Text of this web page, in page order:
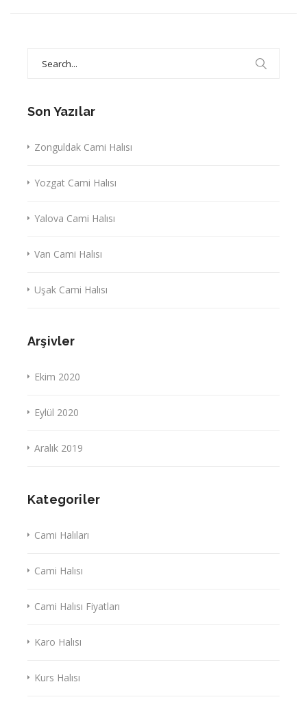
Son Yazılar
Zonguldak Cami Halısı
Yozgat Cami Halısı
Yalova Cami Halısı
Van Cami Halısı
Uşak Cami Halısı
Arşivler
Ekim 2020
Eylül 2020
Aralık 2019
Kategoriler
Cami Halıları
Cami Halısı
Cami Halısı Fiyatları
Karo Halısı
Kurs Halısı